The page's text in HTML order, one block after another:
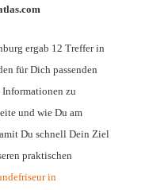
ergab 12 Treffer in
für Dich passenden
zu
und wie Du am
Du schnell Dein Ziel
praktischen
in